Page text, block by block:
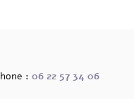
: 06 22 57 34 06